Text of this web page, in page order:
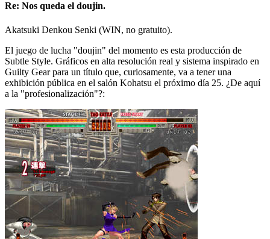
Re: Nos queda el doujin.
Akatsuki Denkou Senki (WIN, no gratuito).
El juego de lucha "doujin" del momento es esta producción de
Subtle Style. Gráficos en alta resolución real y sistema inspirado en
Guilty Gear para un título que, curiosamente, va a tener una
exhibición pública en el salón Kohatsu el próximo día 25. ¿De aquí
a la "profesionalización"?: